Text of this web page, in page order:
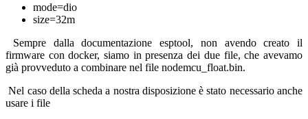
mode=dio
size=32m
Sempre dalla documentazione esptool, non avendo creato il
firmware con docker, siamo in presenza dei due file, che avevamo
già provveduto a combinare nel file nodemcu_float.bin.
Nel caso della scheda a nostra disposizione è stato necessario anche
usare i file